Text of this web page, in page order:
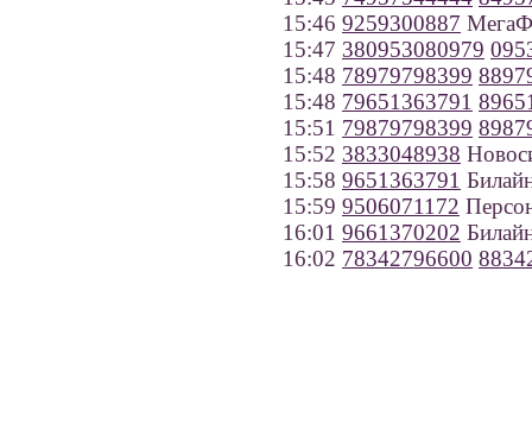
15:46 9259300887
15:47 380953080979
15:48 78979798399
15:48 79651363791
15:51 79879798399
15:52 3833048938
15:58 9651363791
15:59 9506071172
16:01 9661370202
16:02 78342796600